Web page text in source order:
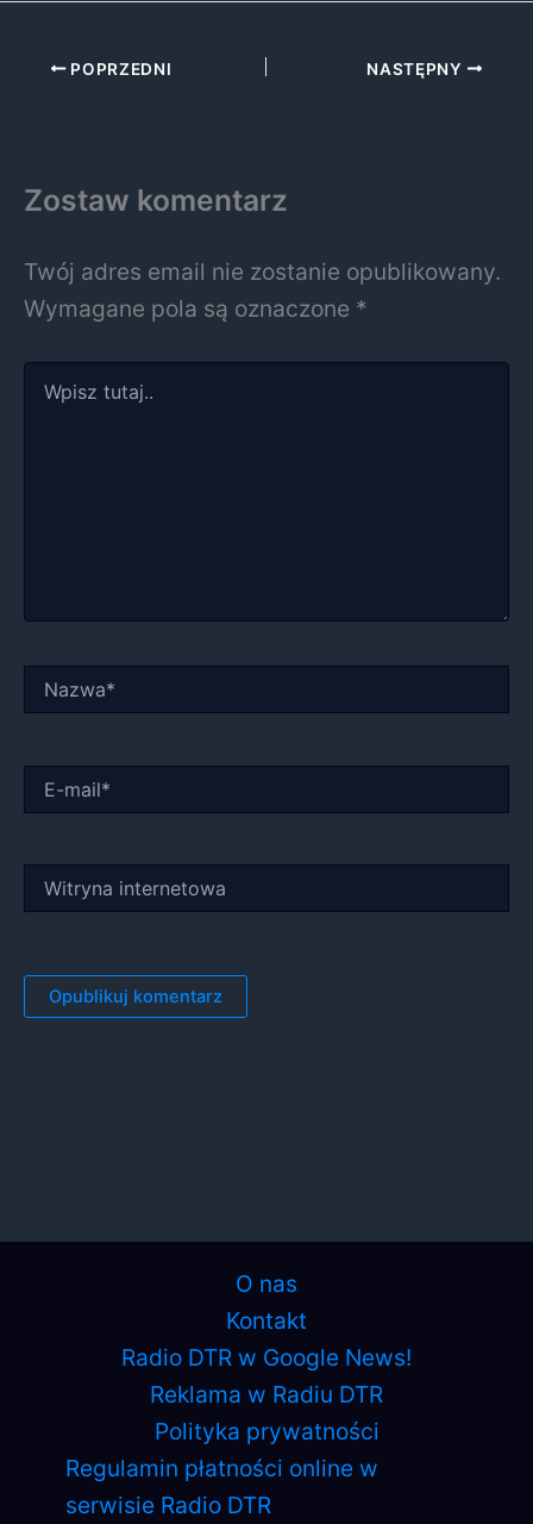
POPRZEDNI NASTĘPNY
Zostaw komentarz
Twój adres email nie zostanie opublikowany.
Wymagane pola są oznaczone *
tutaj..
mail*
internetowa
O nas
Kontakt
Radio DTR w Google News!
Reklama w Radiu DTR
Polityka prywatności
Regulamin płatności online w
serwisie Radio DTR